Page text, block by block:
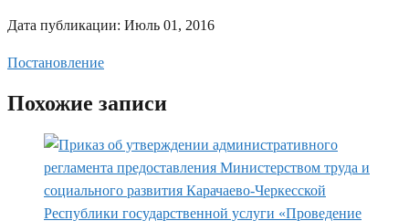
Дата публикации: Июль 01, 2016
Постановление
Похожие записи